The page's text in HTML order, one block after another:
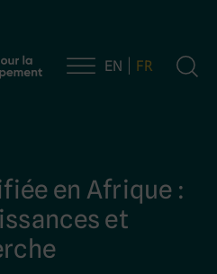
EN FR
en Afrique :
et